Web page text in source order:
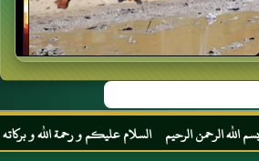
الرحمن الرحيم السلام عليكم و رحمة الله و بركاته